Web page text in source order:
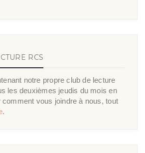
RCS
notre propre club de lecture
les deuxièmes jeudis du mois en
vous joindre à nous, tout
.